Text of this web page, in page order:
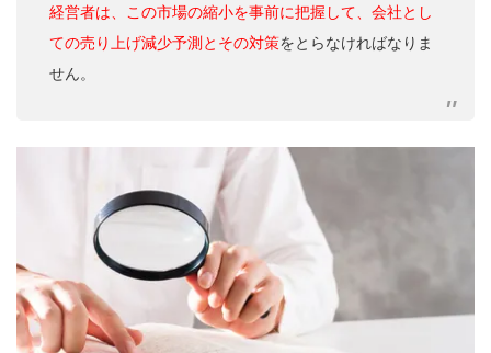
経営者は、この市場の縮小を事前に把握して、会社とし
ての売り上げ減少予測とその対策をとらなければなりま
せん。